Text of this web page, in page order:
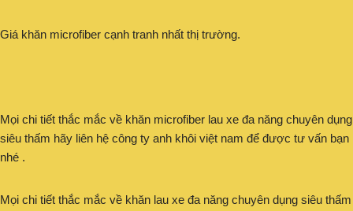
Giá khăn microfiber cạnh tranh nhất thị trường.
Mọi chi tiết thắc mắc về khăn microfiber lau xe đa năng chuyên dụng
siêu thấm hãy liên hệ công ty anh khôi việt nam để được tư vấn bạn
nhé .
Mọi chi tiết thắc mắc về khăn lau xe đa năng chuyên dụng siêu thấm